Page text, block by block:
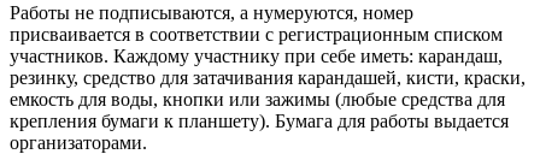
Работы не подписываются, а нумеруются, номер
присваивается в соответствии с регистрационным списком
участников. Каждому участнику при себе иметь: карандаш,
резинку, средство для затачивания карандашей, кисти, краски,
емкость для воды, кнопки или зажимы (любые средства для
крепления бумаги к планшету). Бумага для работы выдается
организаторами.